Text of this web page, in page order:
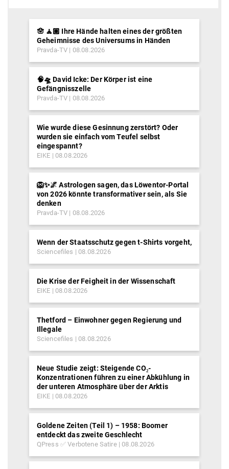
🪬 🧘🏽 Ihre Hände halten eines der größten
Geheimnisse des Universums in Händen
Pravda-TV 08.08.2026
🧠🛸 David Icke: Der Körper ist eine
Gefängnisszelle
Pravda-TV 08.08.2026
Wie wurde diese Gesinnung zerstört? Oder
wurden sie einfach vom Teufel selbst
eingespannt?
EIKE 08.08.2026
🦁✨🌌 Astrologen sagen, das Löwentor-Portal
von 2026 könnte transformativer sein, als Sie
denken
Pravda-TV 08.08.2026
Wenn der Staatsschutz gegen t-Shirts vorgeht,
Sciencefiles 08.08.2026
Die Krise der Feigheit in der Wissenschaft
EIKE 08.08.2026
Thetford – Einwohner gegen Regierung und
Illegale
Sciencefiles 08.08.2026
Neue Studie zeigt: Steigende CO₂-
Konzentrationen führen zu einer Abkühlung in
der unteren Atmosphäre über der Arktis
EIKE 08.08.2026
Goldene Zeiten (Teil 1) – 1958: Boomer
entdeckt das zweite Geschlecht
QPress ✅ Verbotene Satire 08.08.2026